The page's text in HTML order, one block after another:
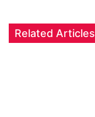
Related Articles